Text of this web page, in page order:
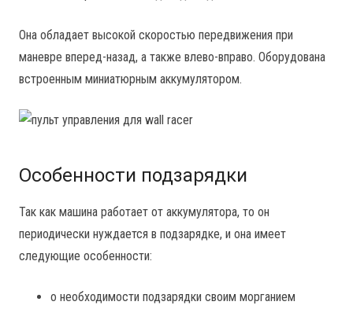
Она обладает высокой скоростью передвижения при
маневре вперед-назад, а также влево-вправо. Оборудована
встроенным миниатюрным аккумулятором.
Особенности подзарядки
Так как машина работает от аккумулятора, то он
периодически нуждается в подзарядке, и она имеет
следующие особенности:
о необходимости подзарядки своим морганием